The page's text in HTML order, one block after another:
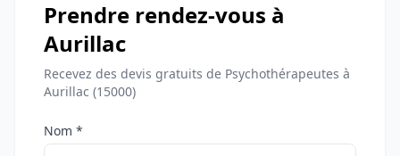
Prendre rendez-vous à
Aurillac
Recevez des devis gratuits de Psychothérapeutes à
Aurillac (15000)
Nom *